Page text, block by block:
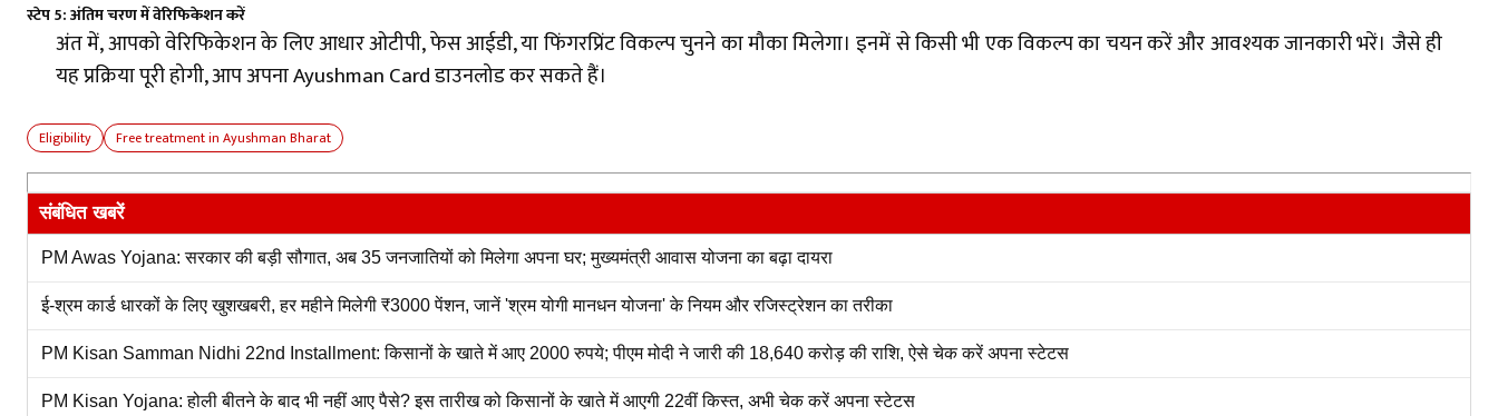
स्टेप 5: अंतिम चरण में वेरिफिकेशन करें
अंत में, आपको वेरिफिकेशन के लिए आधार ओटीपी, फेस आईडी, या फिंगरप्रिंट विकल्प चुनने का मौका मिलेगा। इनमें से किसी भी एक विकल्प का चयन करें और आवश्यक जानकारी भरें। जैसे ही
यह प्रक्रिया पूरी होगी, आप अपना Ayushman Card डाउनलोड कर सकते हैं।
Eligibility Free treatment in Ayushman Bharat
संबंधित खबरें
PM Awas Yojana: सरकार की बड़ी सौगात, अब 35 जनजातियों को मिलेगा अपना घर; मुख्यमंत्री आवास योजना का बढ़ा दायरा
ई-श्रम कार्ड धारकों के लिए खुशखबरी, हर महीने मिलेगी ₹3000 पेंशन, जानें 'श्रम योगी मानधन योजना' के नियम और रजिस्ट्रेशन का तरीका
PM Kisan Samman Nidhi 22nd Installment: किसानों के खाते में आए 2000 रुपये; पीएम मोदी ने जारी की 18,640 करोड़ की राशि, ऐसे चेक करें अपना स्टेटस
PM Kisan Yojana: होली बीतने के बाद भी नहीं आए पैसे? इस तारीख को किसानों के खाते में आएगी 22वीं किस्त, अभी चेक करें अपना स्टेटस